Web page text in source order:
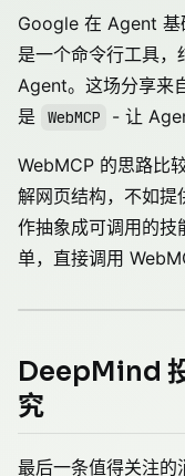
Google 在 Agent 基
是一个命令行工具
Agent。这场分享来
是
WebMCP - 让
WebMCP 的思路比
解网页结构，不如
作抽象成可调用的
单，直接调用
DeepMind
究
最后一条值得关注的